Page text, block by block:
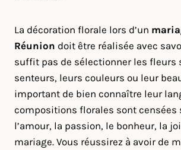
La décoration florale lors d’un
Réunion doit être réalisée avec
suffit pas de sélectionner les fleurs
senteurs, leurs couleurs ou leur
important de bien connaître leur
compositions florales sont censées
l’amour, la passion, le bonheur, la
mariage. Vous réussirez à avoir de